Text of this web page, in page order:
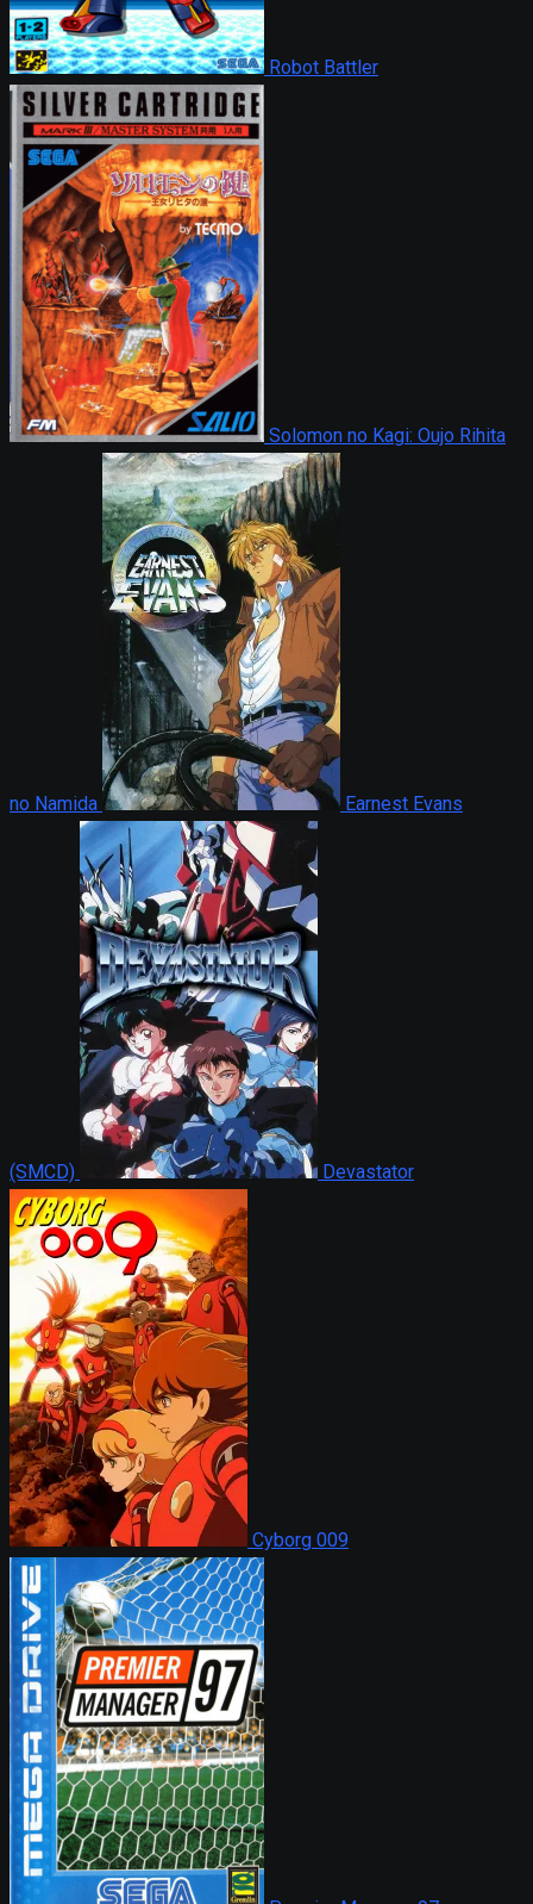
Robot Battler
Solomon no Kagi: Oujo Rihita
no Namida Earnest Evans
(SMCD) Devastator
Cyborg 009